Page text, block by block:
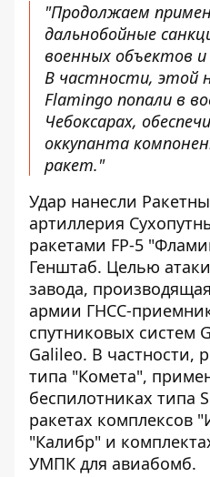
"Продолжаем
дальнобойные
военных объектов
В частности, этой
Flamingo попали в
Чебоксарах,
оккупанта
ракет."
Удар нанесли
артиллерия
ракетами FP-5
Генштаб. Целью
завода,
армии ГНСС-
спутниковых систем
Galileo. В частности,
типа "Комета",
беспилотниках типа
ракетах комплексов
"Калибр" и
УМПК для авиабомб.